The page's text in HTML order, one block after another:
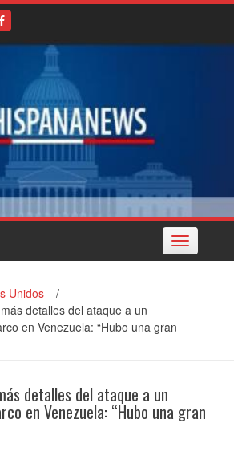
Toggle
navigation
Unidos
/
detalles del ataque a un
en Venezuela: “Hubo una gran
detalles del ataque a un
en Venezuela: “Hubo una gran